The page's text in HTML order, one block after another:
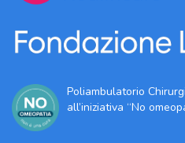
Poliambulatorio
all’iniziativa “No